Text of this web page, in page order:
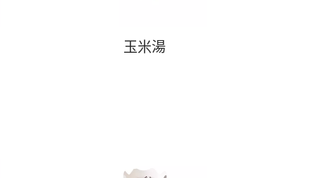
玉米湯